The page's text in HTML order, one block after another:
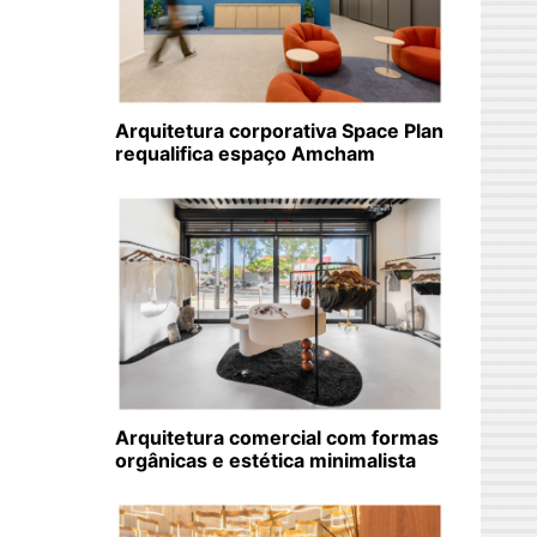
Arquitetura corporativa Space Plan
requalifica espaço Amcham
Arquitetura comercial com formas
orgânicas e estética minimalista